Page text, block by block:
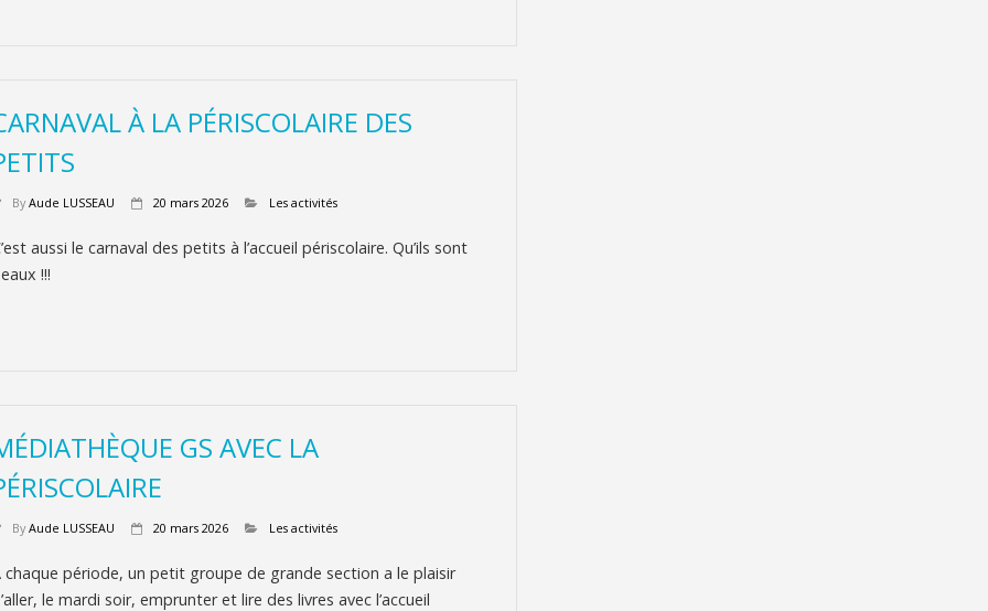
À LA PÉRISCOLAIRE DES
ByAude LUSSEAU 20 mars 2026 Les activités
aussi le carnaval des petits à l’accueil périscolaire. Qu’ils sont
!!!
GS AVEC LA
ByAude LUSSEAU 20 mars 2026 Les activités
chaque période, un petit groupe de grande section a le plaisir
le mardi soir, emprunter et lire des livres avec l’accueil